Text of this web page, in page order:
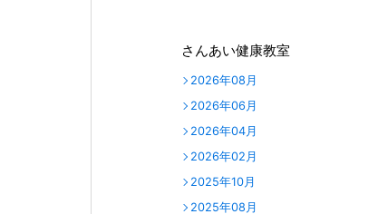
さんあい健康教室
2026年08月
2026年06月
2026年04月
2026年02月
2025年10月
2025年08月